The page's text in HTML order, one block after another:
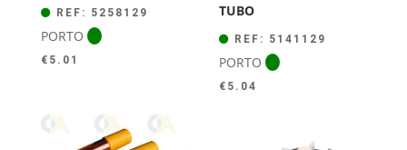
REF: 5258129
PORTO
€ 5.01
TUBO
REF: 5141129
PORTO
€ 5.04